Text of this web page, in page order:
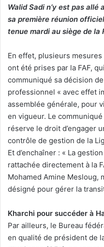
Walid Sadi n’y est pas
sa première réunion
tenue mardi au siège de la
En effet, plusieurs
ont été prises par la FAF,
communiqué sa décision
professionnel « avec effet
assemblée générale, pour
en vigueur. Le
réserve le droit d’engager
contrôle de gestion de la
Et d’enchaîner : « La
rattachée directement à la
Mohamed Amine Mesloug,
désigné pour gérer la
Kharchi pour succéder à
Par ailleurs, le Bureau
en qualité de président de